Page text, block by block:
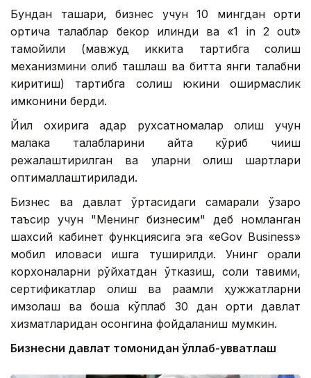
Бундан ташқари, бизнес учун 10 мингдан ортиқ
ортиқча талаблар бекор қилинди ва «1 in 2 out»
тамойили (мавжуд иккита тартибга солиш
механизмини олиб ташлаш ва битта янги талабни
киритиш) тартибга солиш юкини оширмаслик
имконини берди.
Йил охирига қадар рухсатномалар олиш учун
малака талабларини қайта кўриб чиқиш
режалаштирилган ва уларни олиш шартлари
оптималлаштирилади.
Бизнес ва давлат ўртасидаги самарали ўзаро
таъсир учун "Менинг бизнесим" деб номланган
шахсий кабинет функциясига эга «eGov Business»
мобил иловаси ишга туширилди. Унинг орқали
корхоналарни рўйхатдан ўтказиш, солиқ тақвими,
сертификатлар олиш ва рақамли ҳужжатларни
имзолаш ва бошқа кўплаб 30 дан ортиқ давлат
хизматларидан осонгина фойдаланиш мумкин.
Бизнесни давлат томонидан қўллаб-қувватлаш